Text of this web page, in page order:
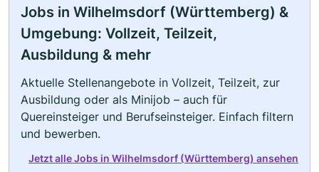
Jobs in Wilhelmsdorf (Württemberg) &
Umgebung: Vollzeit, Teilzeit,
Ausbildung & mehr
Aktuelle Stellenangebote in Vollzeit, Teilzeit, zur
Ausbildung oder als Minijob – auch für
Quereinsteiger und Berufseinsteiger. Einfach filtern
und bewerben.
Jetzt alle Jobs in Wilhelmsdorf (Württemberg) ansehen